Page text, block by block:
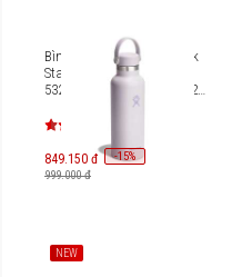
Bình giữ nhiệt Hydro Flask
Standard Flex Cap 18 OZ
532 ml (Spring Season 2026)
849.150 đ -15%
999.000 đ
NEW